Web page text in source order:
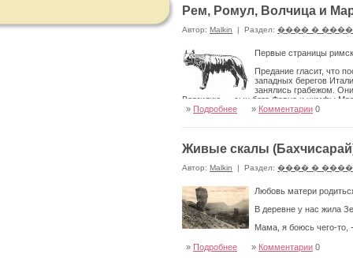
Рем, Ромул, Волчица и
Автор: Malkin | Раздел: ���� �
Первые страницы
Предание гласит, что
западных берегов
занялись грабежом.
Вер­гилию — сын бога Фавна и нимфы
состоялось, враги примирились, и царь
» Подробнее » Комментарии 0
Живые скалы
Автор: Malkin | Раздел: ���� �
Любовь матери
В деревне у нас жила
Мама, я боюсь чего-то,
Коркма, балам. Не бойся, дитя.
» Подробнее » Комментарии 0